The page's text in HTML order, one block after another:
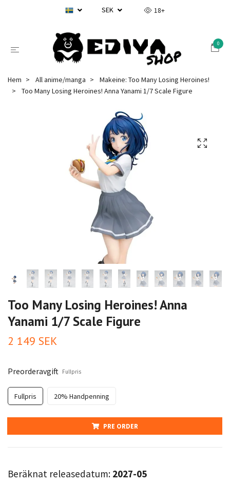
SEK 18+
0
Hem All anime/manga
Makeine: Too Many Losing Heroines!
Too Many Losing Heroines! Anna Yanami 1/7 Scale Figure
Too Many Losing Heroines! Anna
Yanami 1/7 Scale Figure
2 149 SEK
Preorderavgift Fullpris
Fullpris 20% Handpenning
PRE ORDER
Beräknat releasedatum: 2027-05